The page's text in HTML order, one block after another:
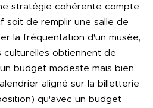
stratégie cohérente compte
soit de remplir une salle de
la fréquentation d'un musée,
obtiennent de
budget modeste mais bien
aligné sur la billetterie
qu'avec un budget